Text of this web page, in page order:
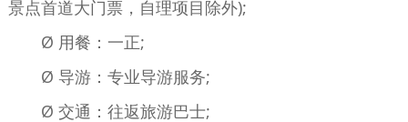
景点首道大门票，自理项目除外);
Ø 用餐：一正;
Ø 导游：专业导游服务;
Ø 交通：往返旅游巴士;